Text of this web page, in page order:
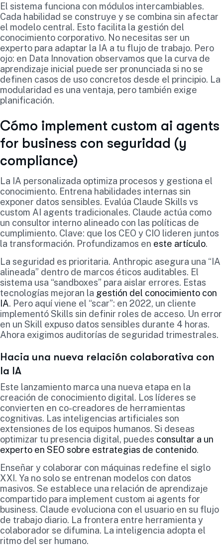
El sistema funciona con módulos intercambiables.
Cada habilidad se construye y se combina sin afectar
el modelo central. Esto facilita la gestión del
conocimiento corporativo. No necesitas ser un
experto para adaptar la IA a tu flujo de trabajo. Pero
ojo: en Data Innovation observamos que la curva de
aprendizaje inicial puede ser pronunciada si no se
definen casos de uso concretos desde el principio. La
modularidad es una ventaja, pero también exige
planificación.
Cómo implement custom ai agents
for business con seguridad (y
compliance)
La IA personalizada optimiza procesos y gestiona el
conocimiento. Entrena habilidades internas sin
exponer datos sensibles. Evalúa Claude Skills vs
custom AI agents tradicionales. Claude actúa como
un consultor interno alineado con las políticas de
cumplimiento. Clave: que los CEO y CIO lideren juntos
la transformación. Profundizamos en este artículo.
La seguridad es prioritaria. Anthropic asegura una “IA
alineada” dentro de marcos éticos auditables. El
sistema usa “sandboxes” para aislar errores. Estas
tecnologías mejoran la gestión del conocimiento con
IA. Pero aquí viene el “scar”: en 2022, un cliente
implementó Skills sin definir roles de acceso. Un error
en un Skill expuso datos sensibles durante 4 horas.
Ahora exigimos auditorías de seguridad trimestrales.
Hacia una nueva relación colaborativa con
la IA
Este lanzamiento marca una nueva etapa en la
creación de conocimiento digital. Los líderes se
convierten en co-creadores de herramientas
cognitivas. Las inteligencias artificiales son
extensiones de los equipos humanos. Si deseas
optimizar tu presencia digital, puedes consultar a un
experto en SEO sobre estrategias de contenido.
Enseñar y colaborar con máquinas redefine el siglo
XXI. Ya no solo se entrenan modelos con datos
masivos. Se establece una relación de aprendizaje
compartido para implement custom ai agents for
business. Claude evoluciona con el usuario en su flujo
de trabajo diario. La frontera entre herramienta y
colaborador se difumina. La inteligencia adopta el
ritmo del ser humano.